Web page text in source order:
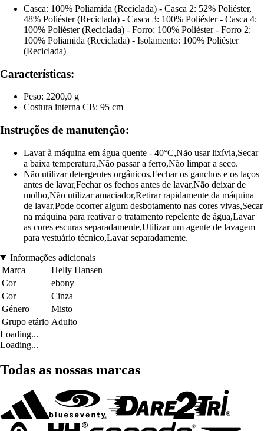
Casca: 100% Poliamida (Reciclada) - Casca 2: 52% Poliéster,
48% Poliéster (Reciclada) - Casca 3: 100% Poliéster - Casca 4:
100% Poliéster (Reciclada) - Forro: 100% Poliéster - Forro 2:
100% Poliamida (Reciclada) - Isolamento: 100% Poliéster
(Reciclada)
Características:
Peso: 2200,0 g
Costura interna CB: 95 cm
Instruções de manutenção:
Lavar à máquina em água quente - 40°C,Não usar lixívia,Secar
a baixa temperatura,Não passar a ferro,Não limpar a seco.
Não utilizar detergentes orgânicos,Fechar os ganchos e os laços
antes de lavar,Fechar os fechos antes de lavar,Não deixar de
molho,Não utilizar amaciador,Retirar rapidamente da máquina
de lavar,Pode ocorrer algum desbotamento nas cores vivas,Secar
na máquina para reativar o tratamento repelente de água,Lavar
as cores escuras separadamente,Utilizar um agente de lavagem
para vestuário técnico,Lavar separadamente.
Informações adicionais
Marca
Helly Hansen
Cor
ebony
Cor
Cinza
Género
Misto
Grupo etário Adulto
Loading...
Loading...
Todas as nossas marcas